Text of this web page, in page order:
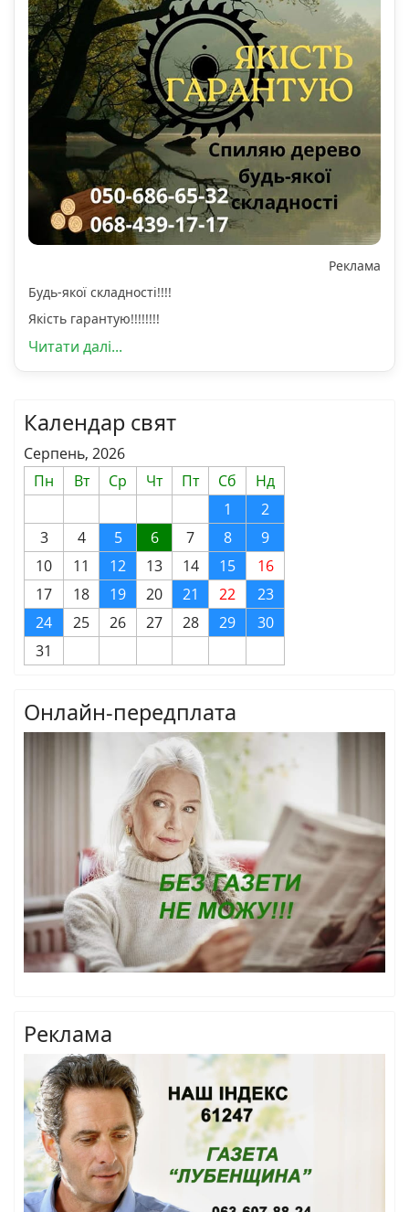
Реклама
Будь-якої складності!!!!
Якість гарантую!!!!!!!!
Читати далі...
Календар свят
Серпень, 2026
Пн
Вт Ср Чт Пт Сб
Нд
1
2
3
4 5 6 7 8
9
10
11 12 13 14 15
16
17
18 19 20 21 22
23
24
25 26 27 28 29
30
31
Онлайн-передплата
Реклама